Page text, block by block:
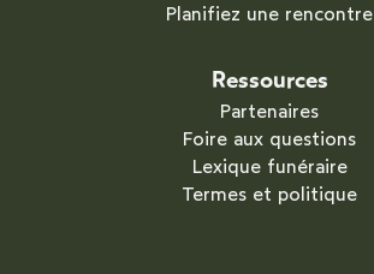
Planifiez une rencontre
Ressources
Partenaires
Foire aux questions
Lexique funéraire
Termes et politique